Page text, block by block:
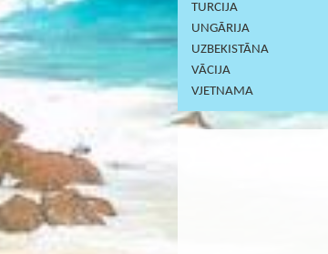
TURCIJA
UNGĀRIJA
UZBEKISTĀNA
VĀCIJA
VJETNAMA